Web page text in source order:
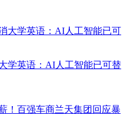
学英语：AI人工智能已可替